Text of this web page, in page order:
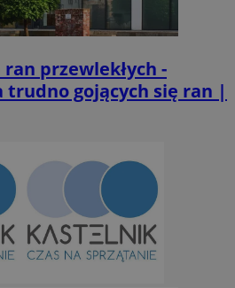
przewlekłych -
gojących się ran |